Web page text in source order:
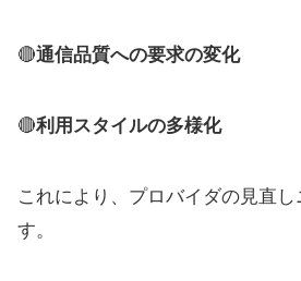
🔴通信品質への要求の変化
🔴利用スタイルの多様化
これにより、プロバイダの見直し
す。